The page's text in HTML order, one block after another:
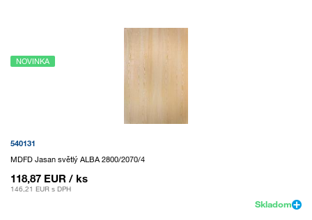
NOVINKA
540131
MDFD Jasan světlý ALBA 2800/2070/4
118,87 EUR / ks
146,21 EUR s DPH
Skladom